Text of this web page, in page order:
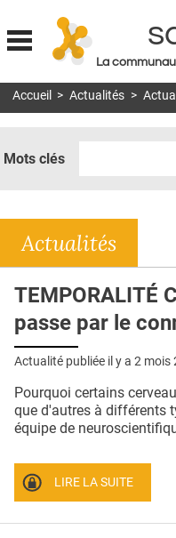
La
MON COMPTE
DOSSIERS
RÉSEAUX
E-REVUE SAD
THÉMA
QUI SOMMES-NOUS ?
CONDITIONS GÉNÉRALES
Accueil > Actualités >
Mots clés
Actualités
TEMPORALITÉ
passe par le
Actualité publiée il y a 2 mois
Pourquoi certains
que d'autres à différents
équipe de
LIRE LA SUITE